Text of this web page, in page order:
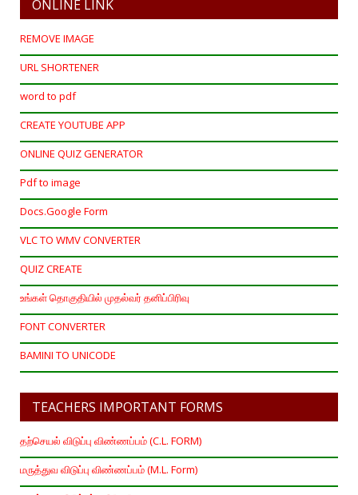
ONLINE LINK
REMOVE IMAGE
URL SHORTENER
word to pdf
CREATE YOUTUBE APP
ONLINE QUIZ GENERATOR
Pdf to image
Docs.Google Form
VLC TO WMV CONVERTER
QUIZ CREATE
உங்கள் தொகுதியில் முதல்வர் தனிப்பிரிவு
FONT CONVERTER
BAMINI TO UNICODE
TEACHERS IMPORTANT FORMS
தற்செயல் விடுப்பு விண்ணப்பம் (C.L. FORM)
மருத்துவ விடுப்பு விண்ணப்பம் (M.L. Form)